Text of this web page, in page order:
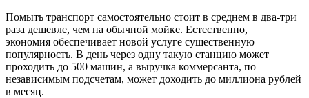
Помыть транспорт самостоятельно стоит в среднем в два-три
раза дешевле, чем на обычной мойке. Естественно,
экономия обеспечивает новой услуге существенную
популярность. В день через одну такую станцию может
проходить до 500 машин, а выручка коммерсанта, по
независимым подсчетам, может доходить до миллиона рублей
в месяц.